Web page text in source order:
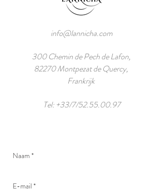
info@lannicha.com
300 Chemin de Pech de Lafon,
82270 Montpezat de Quercy,
Frankrijk
Tel: +33/7/52.55.00.97